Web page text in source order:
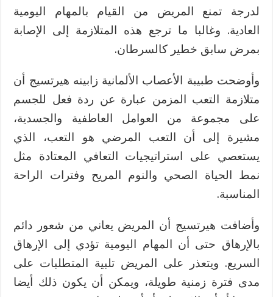
لدرجة تمنع المريض من القيام بالمهام اليومية
العادية. وغالبا ما ترجع هذه المتلازمة إلى الإصابة
بمرض سابق خطير كالسرطان.
وأوضحت طبيبة الأعصاب الألمانية زابينه هيرتسيج أن
متلازمة التعب المزمن عبارة عن ردة فعل للجسم
على مجموعة من العوامل العاطفية والجسدية،
مشيرة إلى أن التعب المرضي هو التعب، الذي
يستعصي على استراتيجيات التعافي المعتادة مثل
نمط الحياة الصحي والنوم المريح وفترات الراحة
المناسبة.
وأضافت هيرتسيج أن المريض يعاني من شعور دائم
بالإرهاق حتى أن المهام اليومية تؤدي إلى الإرهاق
السريع. ويتعذر على المريض تلبية المتطلبات على
مدى فترة زمنية طويلة، ويمكن أن يكون ذلك أيضا